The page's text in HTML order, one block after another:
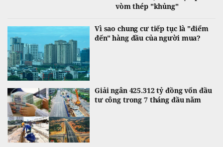
vòm thép "khủng"
Vì sao chung cư tiếp tục là "điểm
đến" hàng đầu của người mua?
Giải ngân 425.312 tỷ đồng vốn đầu
tư công trong 7 tháng đầu năm